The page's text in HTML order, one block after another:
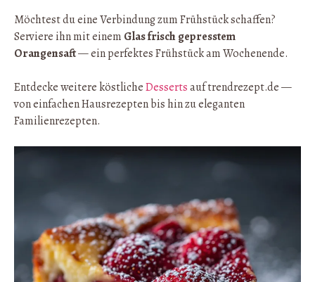
Möchtest du eine Verbindung zum Frühstück schaffen?
Serviere ihn mit einem Glas frisch gepresstem
Orangensaft— ein perfektes Frühstück am Wochenende.
Entdecke weitere köstlicheDessertsauf trendrezept.de —
von einfachen Hausrezepten bis hin zu eleganten
Familienrezepten.